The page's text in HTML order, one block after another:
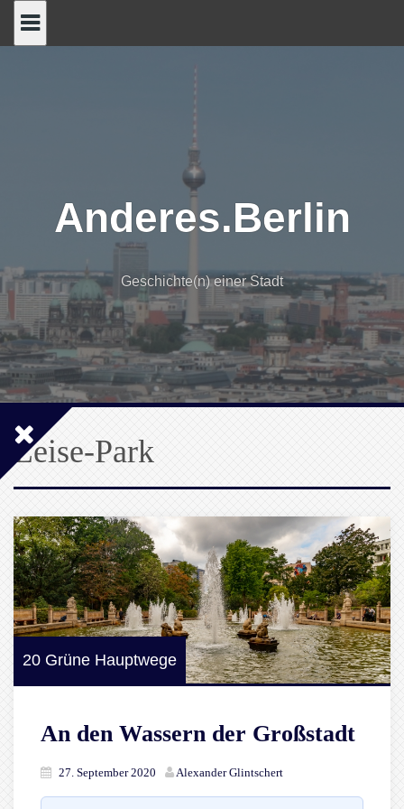
Anderes.Berlin
Geschichte(n) einer Stadt
Leise-Park
20 Grüne Hauptwege
An den Wassern der Großstadt
27. September 2020 Alexander Glintschert